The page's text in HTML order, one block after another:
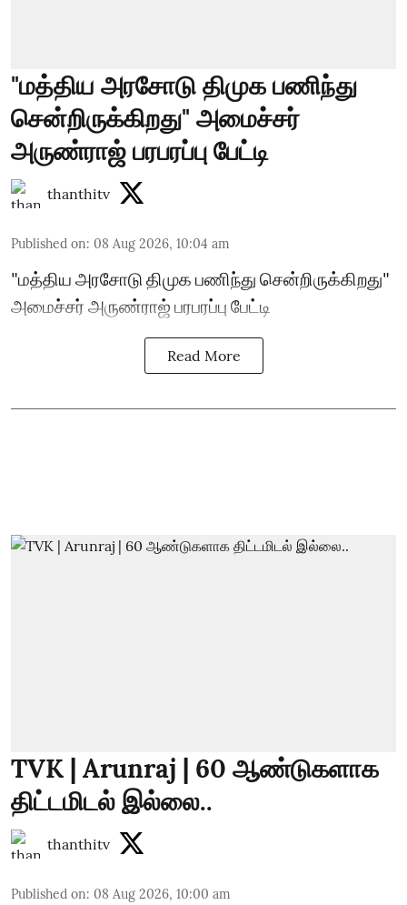
"மத்திய அரசோடு திமுக பணிந்து
சென்றிருக்கிறது" அமைச்சர்
அருண்ராஜ் பரபரப்பு பேட்டி
thanthitv
Published on: 08 Aug 2026, 10:04 am
"மத்திய அரசோடு திமுக பணிந்து சென்றிருக்கிறது"
அமைச்சர் அருண்ராஜ் பரபரப்பு பேட்டி
Read More
TVK | Arunraj | 60 ஆண்டுகளாக
திட்டமிடல் இல்லை..
thanthitv
Published on: 08 Aug 2026, 10:00 am